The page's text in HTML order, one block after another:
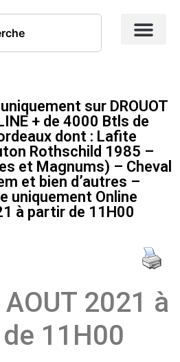
sur DROUOT
+ de 4000 Btls de
dont : Lafite
Rothschild 1985 –
et Magnums) – Cheval
et bien d’autres –
uniquement Online
à partir de 11H00
2021 à
11H00